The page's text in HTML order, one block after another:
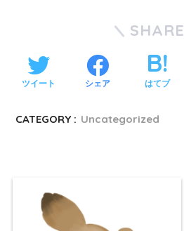
SHARE
ツイート シェア はてブ
CATEGORY : Uncategorized